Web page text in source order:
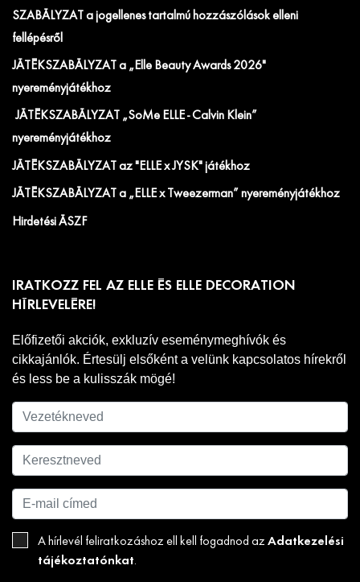
SZABÁLYZAT a jogellenes tartalmú hozzászólások elleni
fellépésről
JÁTÉKSZABÁLYZAT a „Elle Beauty Awards 2026"
nyereményjátékhoz
JÁTÉKSZABÁLYZAT „SoMe ELLE - Calvin Klein”
nyereményjátékhoz
JÁTÉKSZABÁLYZAT az "ELLE x JYSK" játékhoz
JÁTÉKSZABÁLYZAT a „ELLE x Tweezerman” nyereményjátékhoz
Hirdetési ÁSZF
IRATKOZZ FEL AZ ELLE ÉS ELLE DECORATION
HÍRLEVELÉRE!
Előfizetői akciók, exkluzív eseménymeghívók és
cikkajánlók. Értesülj elsőként a velünk kapcsolatos hírekről
és less be a kulisszák mögé!
A hírlevél feliratkozáshoz ell kell fogadnod az Adatkezelési
tájékoztatónkat.